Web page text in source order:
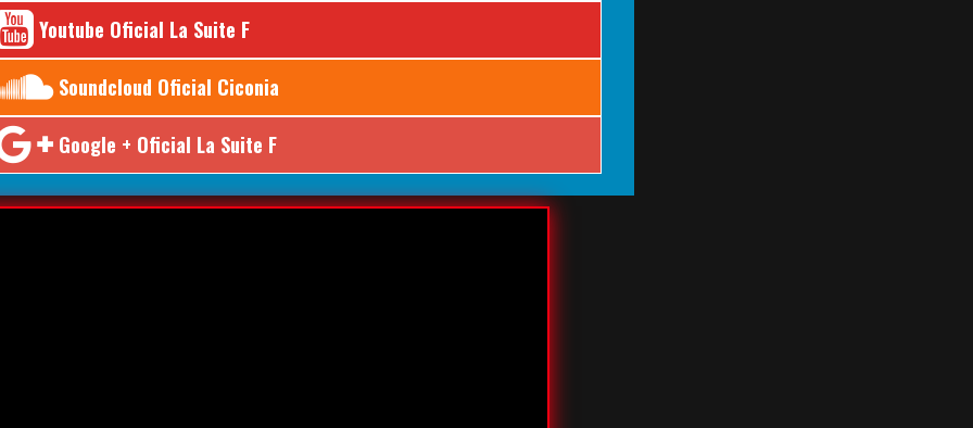
Youtube Oficial La Suite F
Soundcloud Oficial Ciconia
Google + Oficial La Suite F